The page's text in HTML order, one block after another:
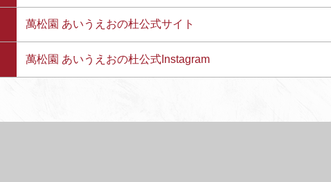
萬松園 あいうえおの杜公式サイト
萬松園 あいうえおの杜公式Instagram